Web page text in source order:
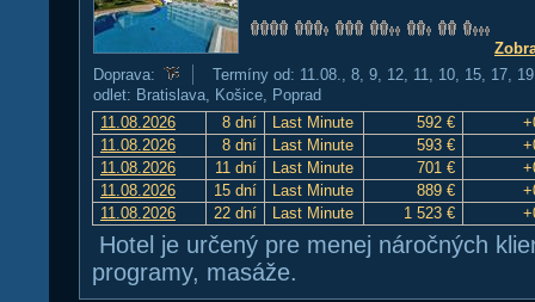
Doprava:
Termíny od: 11.08., 8, 9, 12, 11, 10, 15, 17,
odlet: Bratislava, Košice, Poprad
11.08.2026
8 dní Last Minute 592 €
11.08.2026
8 dní Last Minute 593 €
11.08.2026
11 dní Last Minute 701 €
11.08.2026
15 dní Last Minute 889 €
11.08.2026
22 dní Last Minute 1 523 €
Hotel je určený pre menej náročných
programy, masáže.